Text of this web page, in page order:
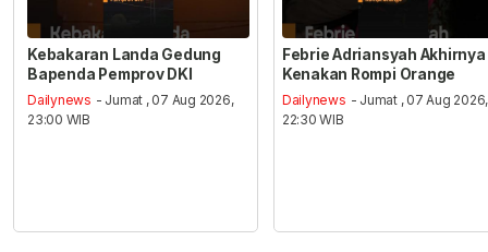
Kebakaran Landa Gedung
Bapenda Pemprov DKI
Dailynews - Jumat , 07 Aug 2026,
23:00 WIB
Febrie Adriansyah Akhirnya
Kenakan Rompi Orange
Dailynews - Jumat , 07 Aug 2026,
22:30 WIB